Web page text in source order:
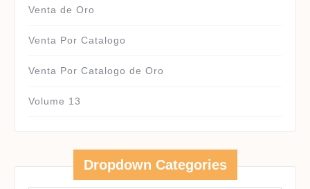
Venta de Oro
Venta Por Catalogo
Venta Por Catalogo de Oro
Volume 13
Dropdown Categories